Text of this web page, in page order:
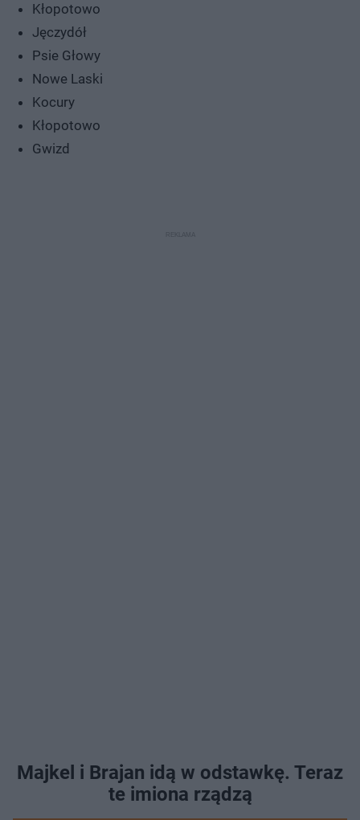
Kłopotowo
Jęczydół
Psie Głowy
Nowe Laski
Kocury
Kłopotowo
Gwizd
Majkel i Brajan idą w odstawkę. Teraz
te imiona rządzą